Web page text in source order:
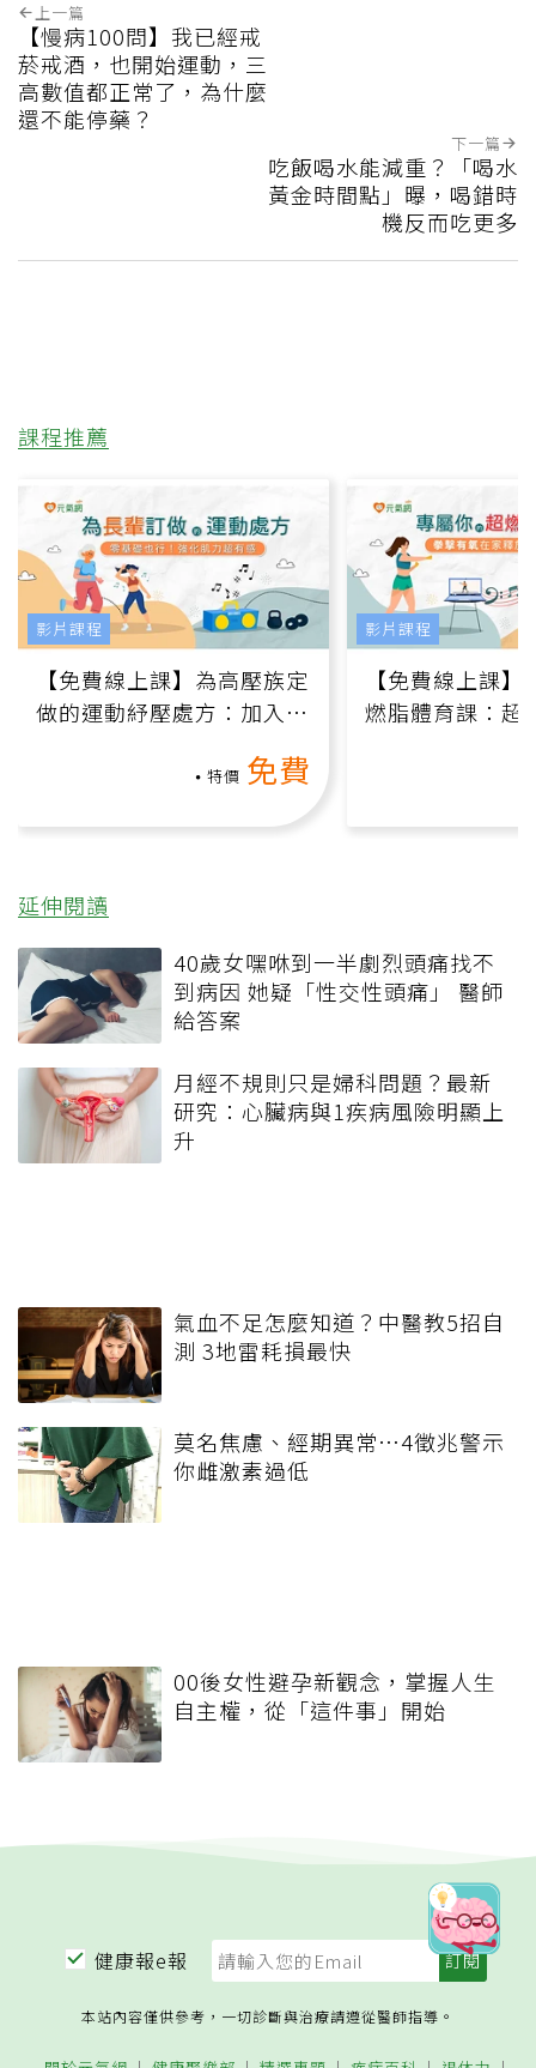
上一篇
【慢病100問】我已經戒
菸戒酒，也開始運動，三
高數值都正常了，為什麼
還不能停藥？
下一篇
吃飯喝水能減重？「喝水
黃金時間點」曝，喝錯時
機反而吃更多
課程推薦
【免費線上課】為高壓族定
做的運動紓壓處方：加入行
特價 免費
影片課程
【免費線上課
燃脂體育課：超
影片課程
延伸閱讀
40歲女嘿咻到一半劇烈頭痛找不
到病因 她疑「性交性頭痛」 醫師
給答案
月經不規則只是婦科問題？最新
研究：心臟病與1疾病風險明顯上
升
氣血不足怎麼知道？中醫教5招自
測 3地雷耗損最快
莫名焦慮、經期異常…4徵兆警示
你雌激素過低
00後女性避孕新觀念，掌握人生
自主權，從「這件事」開始
健康報e報
本站內容僅供參考，一切診斷與治療請遵從醫師指導。